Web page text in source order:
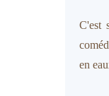
C'est
en